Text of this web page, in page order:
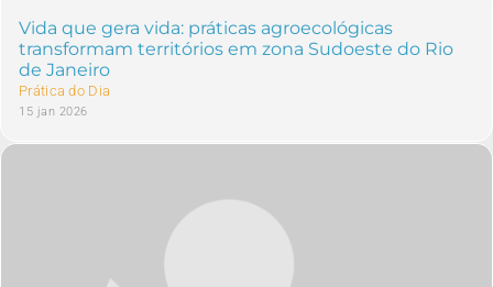
Vida que gera vida: práticas agroecológicas
transformam territórios em zona Sudoeste do Rio
de Janeiro
Prática do Dia
15 jan 2026